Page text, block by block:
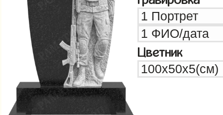
Цветник